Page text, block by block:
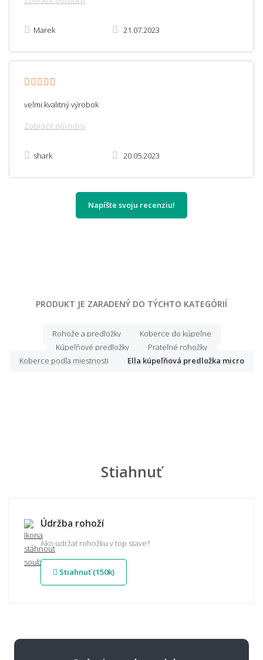
Marek 21.07.2023
veľmi kvalitný výrobok
Zobraziť pôvodný
shark 20.05.2023
Napíšte svoju recenziu!
PRODUKT JE ZARADENÝ DO TÝCHTO KATEGÓRIÍ
Rohože a predložky
Koberce do kúpeľne
Kúpeľňové predložky
Prateľné rohožky
Koberce podľa miestnosti
Ella kúpeľňová predložka micro
Stiahnuť
Údržba rohoží
Ako udržať rohožku v top stave?
Stiahnuť (150k)